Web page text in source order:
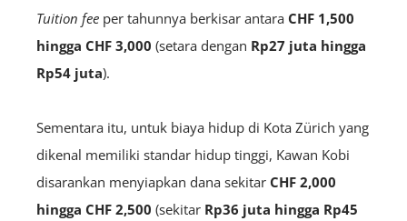
Tuition fee per tahunnya berkisar antara CHF 1,500
hingga CHF 3,000 (setara dengan Rp27 juta hingga
Rp54 juta).
Sementara itu, untuk biaya hidup di Kota Zürich yang
dikenal memiliki standar hidup tinggi, Kawan Kobi
disarankan menyiapkan dana sekitar CHF 2,000
hingga CHF 2,500 (sekitar Rp36 juta hingga Rp45